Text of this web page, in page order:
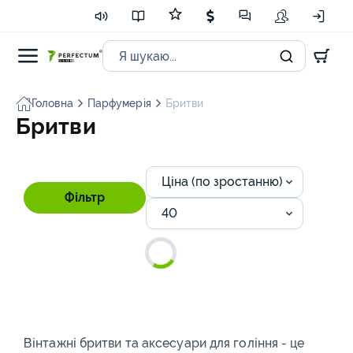
Головна Парфумерія Бритви
Бритви
Фільтр
Ціна (по зростанню)
40
Вінтажні бритви та аксесуари для гоління - це